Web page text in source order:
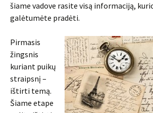
šiame vadove rasite visą informaciją,
galėtumėte pradėti.
Pirmasis
žingsnis
kuriant puikų
straipsnį –
ištirti temą.
Šiame etape